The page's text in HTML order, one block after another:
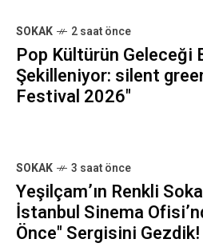
SOKAK 2 saat önce
Pop Kültürün Geleceği
Şekilleniyor: silent
Festival 2026"
SOKAK 3 saat önce
Yeşilçam’ın Renkli
İstanbul Sinema
Önce" Sergisini Gezdik!